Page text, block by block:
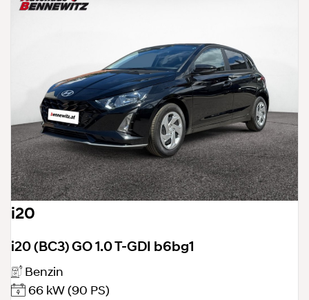
i20
i20 (BC3) GO 1.0 T-GDI b6bg1
Benzin
66 kW(90 PS)